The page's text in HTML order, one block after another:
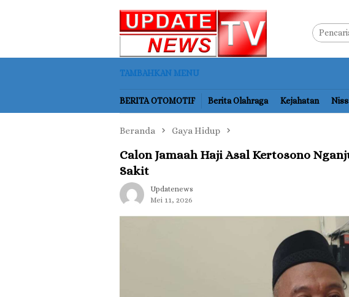
TAMBAHKAN MENU
BERITA OTOMOTIF Berita Olahraga Kejahatan
Beranda Gaya Hidup
Calon Jamaah Haji Asal Kertosono
Sakit
Updatenews
Mei 11, 2026